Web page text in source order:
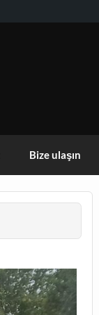
Bize ulaşın